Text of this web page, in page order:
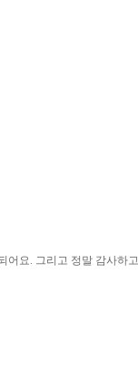
어요. 그리고 정말 감사하